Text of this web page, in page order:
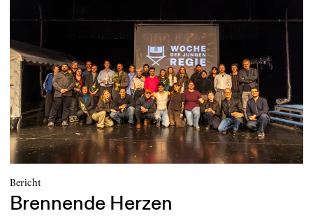
Bericht
Brennende Herzen